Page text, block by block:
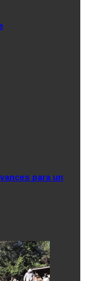
para un